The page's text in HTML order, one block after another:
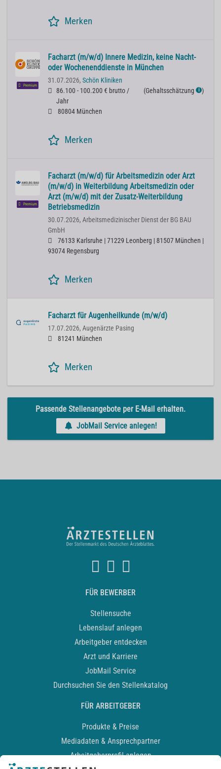
Merken
Premium
Facharzt (m/w/d) Innere Medizin, keine Nacht-
oder Wochenenddienste in München
31.07.2026, Schön Kliniken
86.100 - 100.200 € brutto /
Jahr
(Gehaltsschätzung ℹ )
80804 München
Merken
Premium
Facharzt (m/w/d) für Arbeitsmedizin oder Arzt
(m/w/d) in Weiterbildung Arbeitsmedizin oder
Arzt (m/w/d) mit der Zusatz-Weiterbildung
Betriebsmedizin
30.07.2026, Arbeitsmedizinischer Dienst der BG BAU
GmbH
76133 Karlsruhe | 71229 Leonberg | 81507 München |
93074 Regensburg
Merken
Facharzt für Augenheilkunde (m/w/d)
17.07.2026, Augenärzte Pasing
81241 München
Merken
Passende Stellenangebote per E-Mail erhalten.
JobMail Service anlegen!
FÜR BEWERBER
Stellensuche
Lebenslauf anlegen
Arbeitgeber entdecken
Arzt und Karriere
JobMail Service
Durchsuchen Sie den Stellenkatalog
FÜR ARBEITGEBER
Produkte & Preise
Mediadaten & Ansprechpartner
Arbeitgeberprofil anlegen